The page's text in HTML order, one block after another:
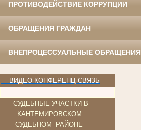
ПРОТИВОДЕЙСТВИЕ КОРРУПЦИИ
ОБРАЩЕНИЯ ГРАЖДАН
ВНЕПРОЦЕССУАЛЬНЫЕ ОБРАЩЕНИЯ
ВИДЕО-КОНФЕРЕНЦ-СВЯЗЬ
СУДЕБНЫЕ УЧАСТКИ В
КАНТЕМИ РОВСКОМ
СУДЕБНОМ РАЙОНЕ